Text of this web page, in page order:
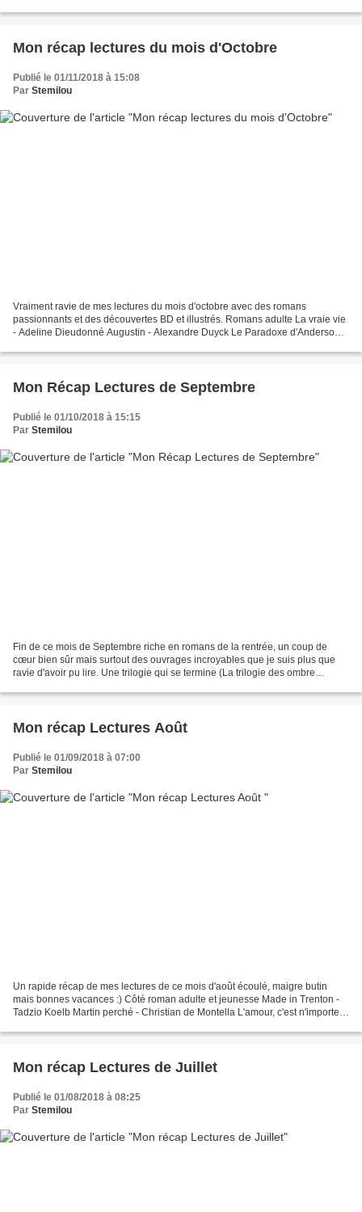
Mon récap lectures du mois d'Octobre
Publié le 01/11/2018 à 15:08
Par Stemilou
Vraiment ravie de mes lectures du mois d'octobre avec des romans
passionnants et des découvertes BD et illustrés. Romans adulte La vraie vie
- Adeline Dieudonné Augustin - Alexandre Duyck Le Paradoxe d'Anderson -
Mon Récap Lectures de Septembre
Publié le 01/10/2018 à 15:15
Par Stemilou
Fin de ce mois de Septembre riche en romans de la rentrée, un coup de
cœur bien sûr mais surtout des ouvrages incroyables que je suis plus que
ravie d'avoir pu lire. Une trilogie qui se termine (La trilogie des ombre
Mon récap Lectures Août
Publié le 01/09/2018 à 07:00
Par Stemilou
Un rapide récap de mes lectures de ce mois d'août écoulé, maigre butin
mais bonnes vacances :) Côté roman adulte et jeunesse Made in Trenton -
Tadzio Koelb Martin perché - Christian de Montella L'amour, c'est n'importe
Mon récap Lectures de Juillet
Publié le 01/08/2018 à 08:25
Par Stemilou